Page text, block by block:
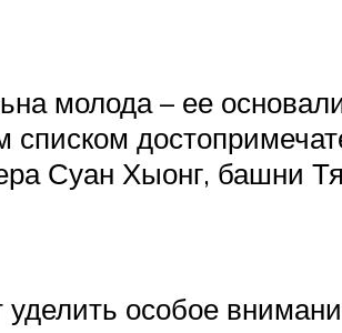
молода – ее
списком
Суан Хыонг, башни
особое